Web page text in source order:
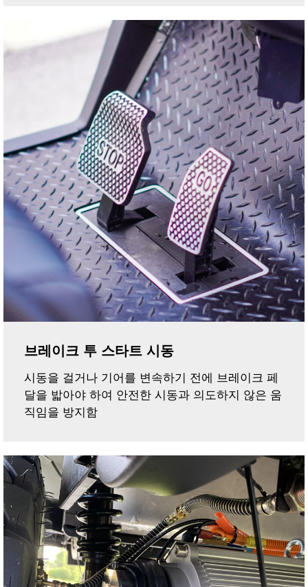
브레이크 투 스타트 시동
시동을 걸거나 기어를 변속하기 전에 브레이크 페
달을 밟아야 하여 안전한 시동과 의도하지 않은 움
직임을 방지함